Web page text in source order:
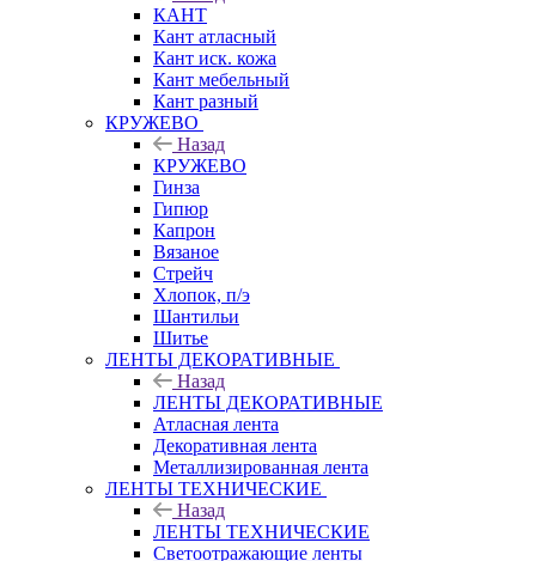
КАНТ
Кант атласный
Кант иск. кожа
Кант мебельный
Кант разный
КРУЖЕВО
Назад
КРУЖЕВО
Гинза
Гипюр
Капрон
Вязаное
Стрейч
Хлопок, п/э
Шантильи
Шитье
ЛЕНТЫ ДЕКОРАТИВНЫЕ
Назад
ЛЕНТЫ ДЕКОРАТИВНЫЕ
Атласная лента
Декоративная лента
Металлизированная лента
ЛЕНТЫ ТЕХНИЧЕСКИЕ
Назад
ЛЕНТЫ ТЕХНИЧЕСКИЕ
Светоотражающие ленты